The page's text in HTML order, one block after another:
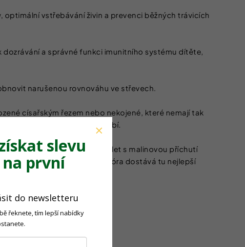
vstřebávání živin a prevenci běžných trávicích
a správné funkci imunitního systému dítěte,
narušenou rovnováhu ve střevech.
císařským řezem nebo nekojené, které nemají tak
v tomto kritickém období.
chutných cucavých tablet s malinovou příchutí
že jejich střevní mikroflóra dostává tu nejlepší
slevu
na první
do newsletteru
řeknete, tím lepší nabídky